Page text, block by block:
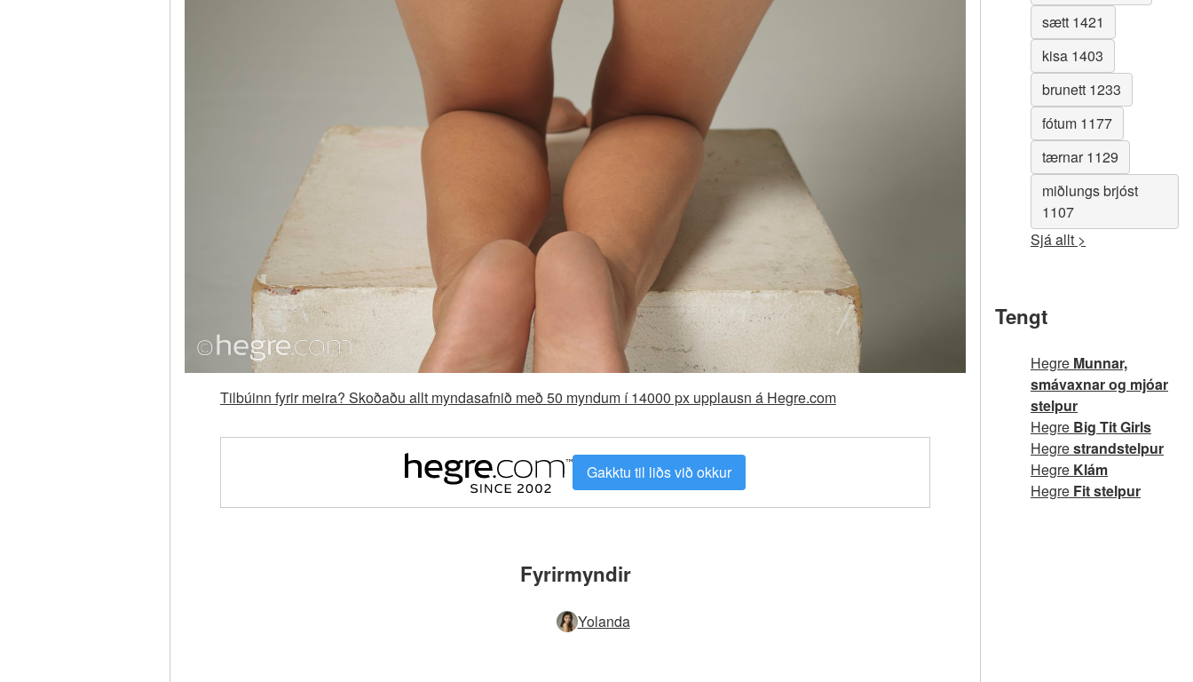
Tilbúinn fyrir meira? Skoðaðu allt myndasafnið með 50 myndum í 14000 px upplausn á Hegre.com
Gakktu til liðs við okkur
Fyrirmyndir
Yolanda
sætt 1421
kisa 1403
brunett 1233
fótum 1177
tærnar 1129
miðlungs brjóst
1107
Sjá allt >
Tengt
Hegre Munnar,
smávaxnar og mjóar
stelpur
Hegre Big Tit Girls
Hegrestrandstelpur
Hegre Klám
Hegre Fit stelpur